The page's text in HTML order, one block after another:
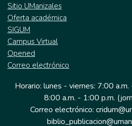
Sitio UManizales
Oferta académica
SIGUM
Campus Virtual
Opened
Correo electrónico
Horario: lunes - viernes: 7:00
8:00 a.m. - 1:00 p.m.
Correo electrónico: